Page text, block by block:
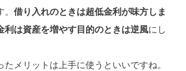
借り入れのときは超低金利が味方しま
利は資産を増やす目的のときは逆風にし
メリットは上手に使うといいですね。